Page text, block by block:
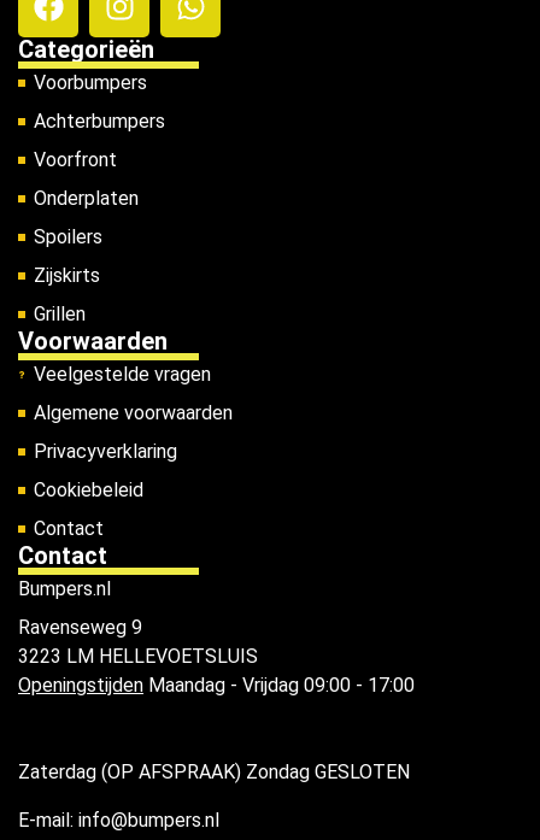
Categorieën
Voorbumpers
Achterbumpers
Voorfront
Onderplaten
Spoilers
Zijskirts
Grillen
Voorwaarden
Veelgestelde vragen
Algemene voorwaarden
Privacyverklaring
Cookiebeleid
Contact
Contact
Bumpers.nl
Ravenseweg 9
3223 LM HELLEVOETSLUIS
Openingstijden Maandag - Vrijdag 09:00 - 17:00
Zaterdag (OP AFSPRAAK) Zondag GESLOTEN
E-mail: info@bumpers.nl